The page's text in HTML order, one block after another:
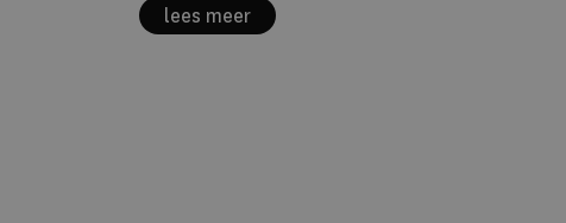
waarin variatie en persoonlijke invulling leidend zijn. In
lees meer